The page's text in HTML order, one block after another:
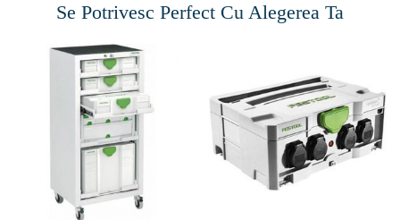
Se Potrivesc Perfect Cu Alegerea Ta